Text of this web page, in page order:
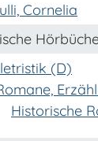
Cornelia
(D)
Historische